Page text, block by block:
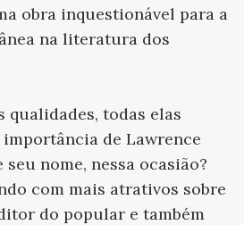
obra inquestionável para a
na literatura dos
qualidades, todas elas
de Lawrence
nome, nessa ocasião?
com mais atrativos sobre
do popular e também